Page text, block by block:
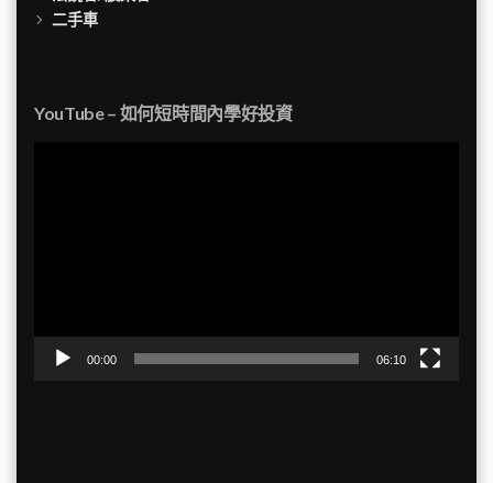
二手車
YouTube – 如何短時間內學好投資
00:00 06:10